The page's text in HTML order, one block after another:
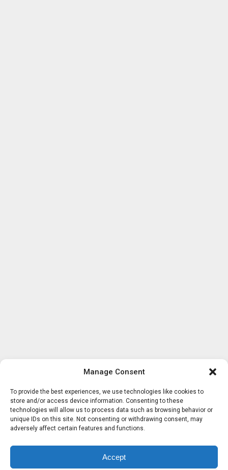
Manage Consent
To provide the best experiences, we use technologies like cookies to
store and/or access device information. Consenting to these
technologies will allow us to process data such as browsing behavior or
unique IDs on this site. Not consenting or withdrawing consent, may
adversely affect certain features and functions.
Accept